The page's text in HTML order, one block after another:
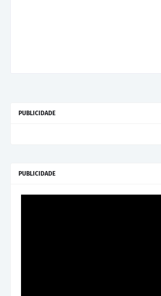
PUBLICIDADE
PUBLICIDADE